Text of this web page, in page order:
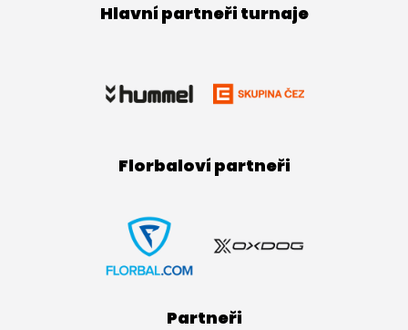
Hlavní partneři turnaje
Florbaloví partneři
Partneři